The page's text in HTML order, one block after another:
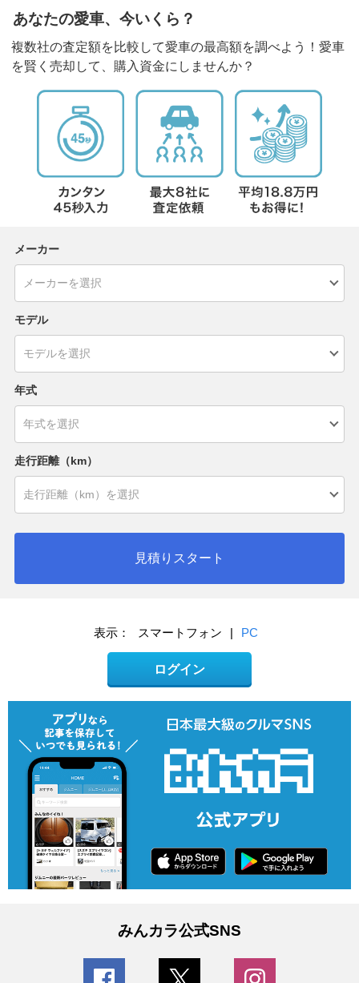
あなたの愛車、今いくら？
複数社の査定額を比較して愛車の最高額を調べよう！愛車
を賢く売却して、購入資金にしませんか？
メーカー
モデル
年式
走行距離（km）
見積りスタート
表示： スマートフォン | PC
ログイン
みんカラ公式SNS